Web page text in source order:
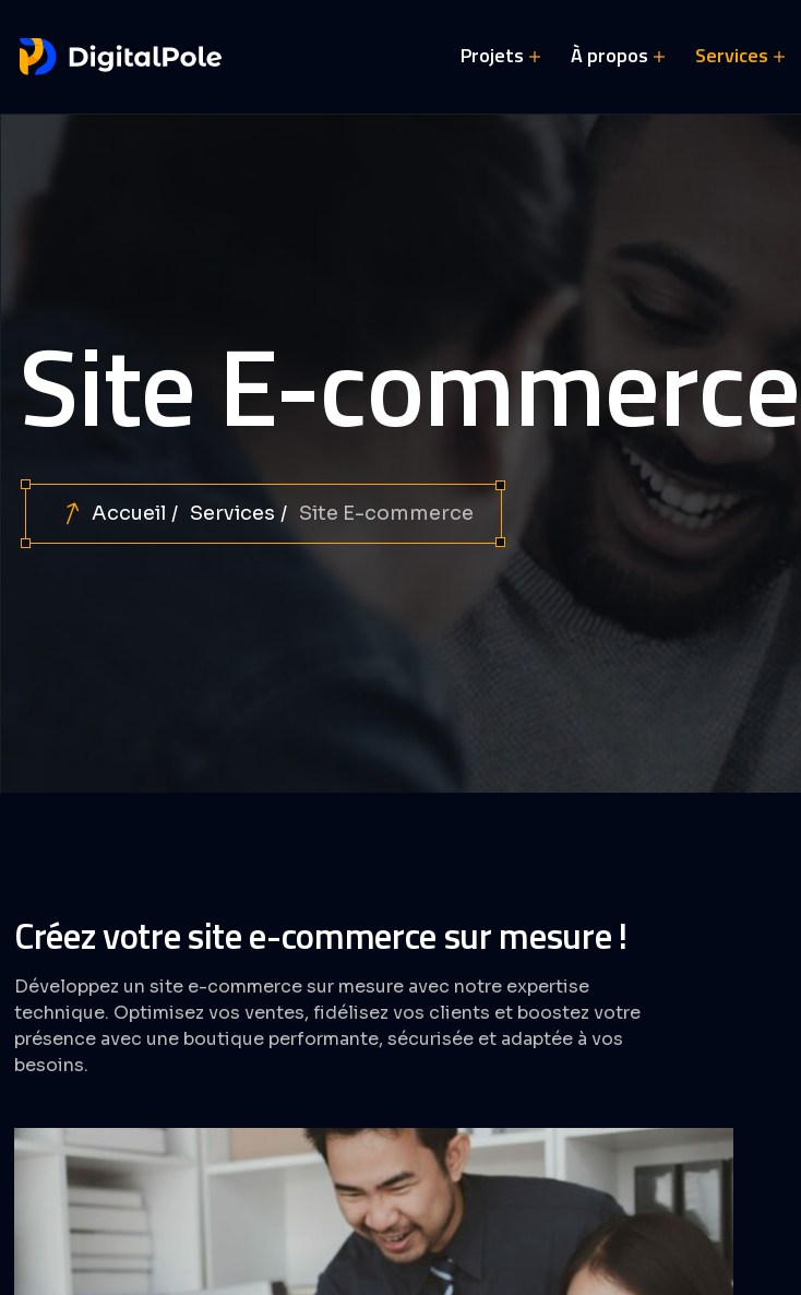
Projets À propos Services
Site E-commerce
Accueil Services Site E-commerce
Créez votre site e-commerce sur mesure !
Développez un site e-commerce sur mesure avec notre expertise
technique. Optimisez vos ventes, fidélisez vos clients et boostez votre
présence avec une boutique performante, sécurisée et adaptée à vos
besoins.